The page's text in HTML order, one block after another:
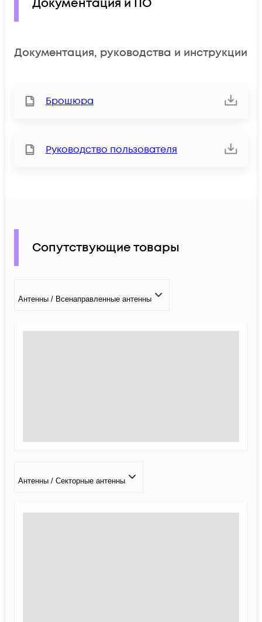
Документация и ПО
Документация, руководства и инструкции
Брошюра
Руководство пользователя
Сопутствующие товары
Антенны / Всенаправленные антенны
Антенны / Секторные антенны